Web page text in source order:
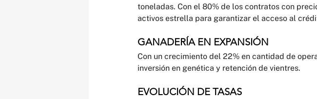
toneladas. Con el 80% de los contratos con
activos estrella para garantizar el acceso al
GANADERÍA EN EXPANSIÓN
Con un crecimiento del 22% en cantidad de
inversión en genética y retención de vientres.
EVOLUCIÓN DE TASAS